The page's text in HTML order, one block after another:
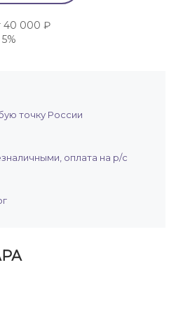
40 000 ₽
точку России
оплата на р/с